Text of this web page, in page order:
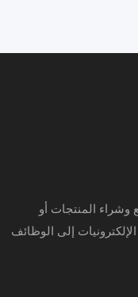
وشراء المنتجات أو
إلى الوظائف